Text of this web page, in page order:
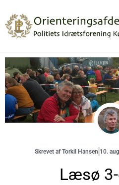
Skrevet afTorkil Hansen 10.
Læsø